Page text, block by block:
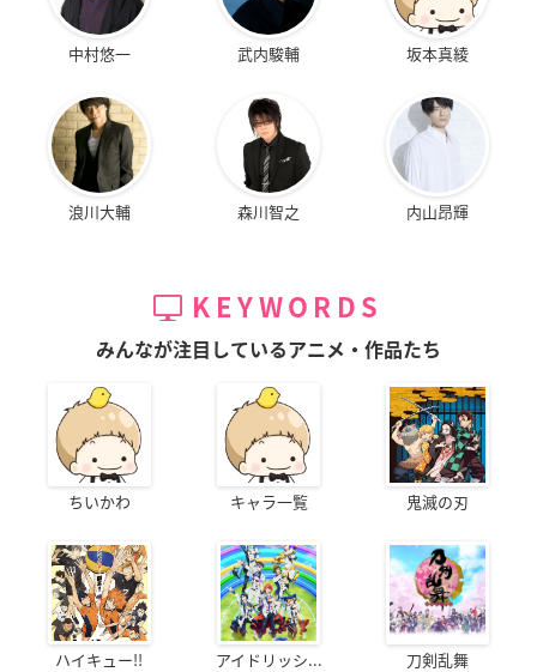
中村悠一 武内駿輔 坂本真綾
浪川大輔 森川智之 内山昂輝
KEYWORDS
みんなが注目しているアニメ・作品たち
ちいかわ キャラ一覧 鬼滅の刃
ハイキュー!! アイドリッシ... 刀剣乱舞